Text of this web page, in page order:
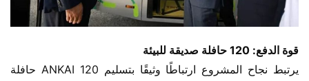
​قوة الدفع: 120 حافلة صديقة للبيئة​